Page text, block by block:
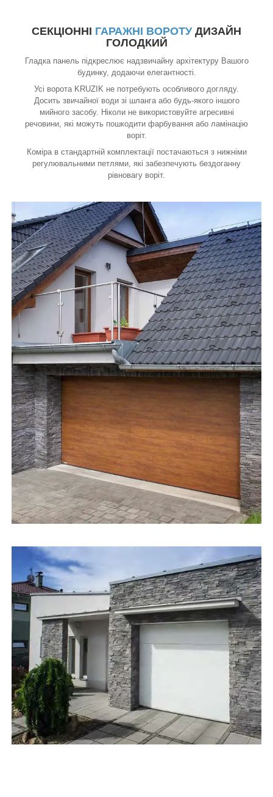
СЕКЦІОННІ ГАРАЖНІ ВОРОТУДИЗАЙН
ГОЛОДКИЙ
Гладка панель підкреслює надзвичайну архітектуру Вашого
будинку, додаючи елегантності.
Усі ворота KRUZIK не потребують особливого догляду.
Досить звичайної води зі шланга або будь-якого іншого
мийного засобу. Ніколи не використовуйте агресивні
речовини, які можуть пошкодити фарбування або ламінацію
воріт.
Коміра в стандартній комплектації постачаються з нижніми
регулювальними петлями, які забезпечують бездоганну
рівновагу воріт.